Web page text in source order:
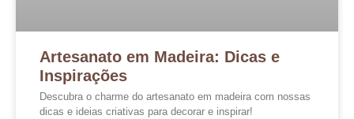
Artesanato em Madeira: Dicas e
Inspirações
Descubra o charme do artesanato em madeira com nossas
dicas e ideias criativas para decorar e inspirar!